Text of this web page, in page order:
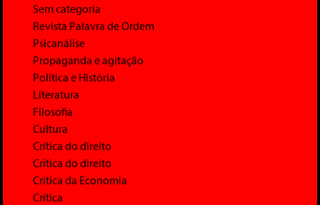
Sem categoria
Revista Palavra de Ordem
Psicanálise
Propaganda e agitação
Política e História
Literatura
Filosofia
Cultura
Crítica do direito
Crítica do direito
Crítica da Economia
Crítica